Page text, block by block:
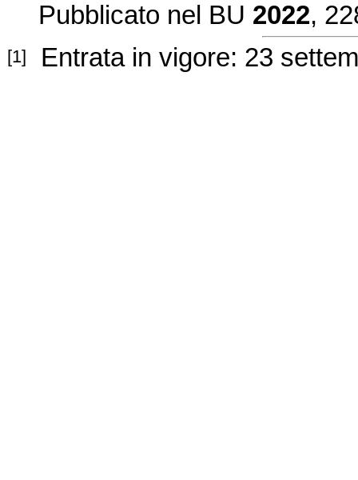
Pubblicato nel BU 2022,
[1] Entrata in vigore: 23